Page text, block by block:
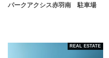
パークアクシス赤羽南 駐車場
REAL ESTATE